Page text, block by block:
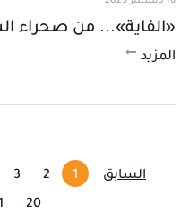
«الفاية»... من صحراء
المزيد
السابق 1
2
3
20